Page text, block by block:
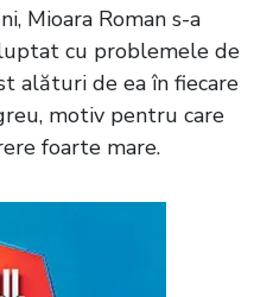
Mioara Roman s-a
cu problemele de
alături de ea în fiecare
motiv pentru care
foarte mare.